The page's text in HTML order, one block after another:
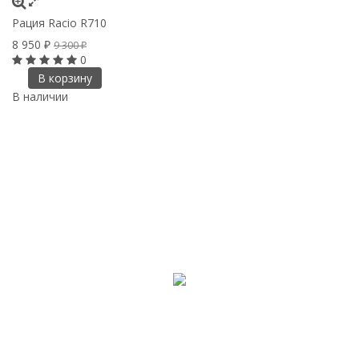
Рация Racio R710
8 950 ₽ 9 300₽
0
В корзину
В наличии